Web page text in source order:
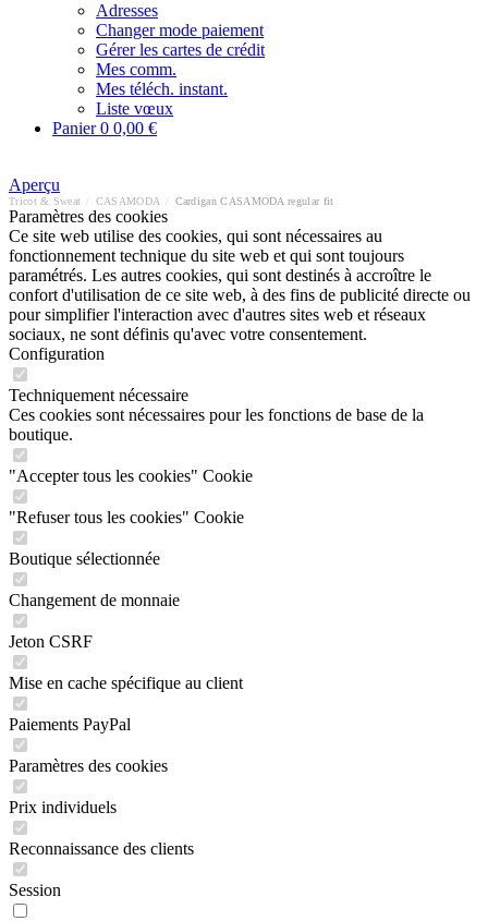
Adresses
Changer mode paiement
Gérer les cartes de crédit
Mes comm.
Mes téléch. instant.
Liste vœux
Panier0 0,00 €
Aperçu
Tricot & Sweat CASAMODA Cardigan CASAMODA regular fit
Paramètres des cookies
Ce site web utilise des cookies, qui sont nécessaires au
fonctionnement technique du site web et qui sont toujours
paramétrés. Les autres cookies, qui sont destinés à accroître le
confort d'utilisation de ce site web, à des fins de publicité directe ou
pour simplifier l'interaction avec d'autres sites web et réseaux
sociaux, ne sont définis qu'avec votre consentement.
Configuration
Techniquement nécessaire
Ces cookies sont nécessaires pour les fonctions de base de la
boutique.
"Accepter tous les cookies" Cookie
"Refuser tous les cookies" Cookie
Boutique sélectionnée
Changement de monnaie
Jeton CSRF
Mise en cache spécifique au client
Paiements PayPal
Paramètres des cookies
Prix individuels
Reconnaissance des clients
Session